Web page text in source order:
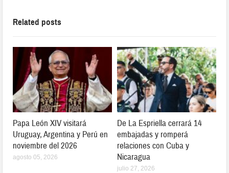
Related posts
Papa León XIV visitará
Uruguay, Argentina y Perú en
noviembre del 2026
agosto 05, 2026
De La Espriella cerrará 14
embajadas y romperá
relaciones con Cuba y
Nicaragua
julio 27, 2026